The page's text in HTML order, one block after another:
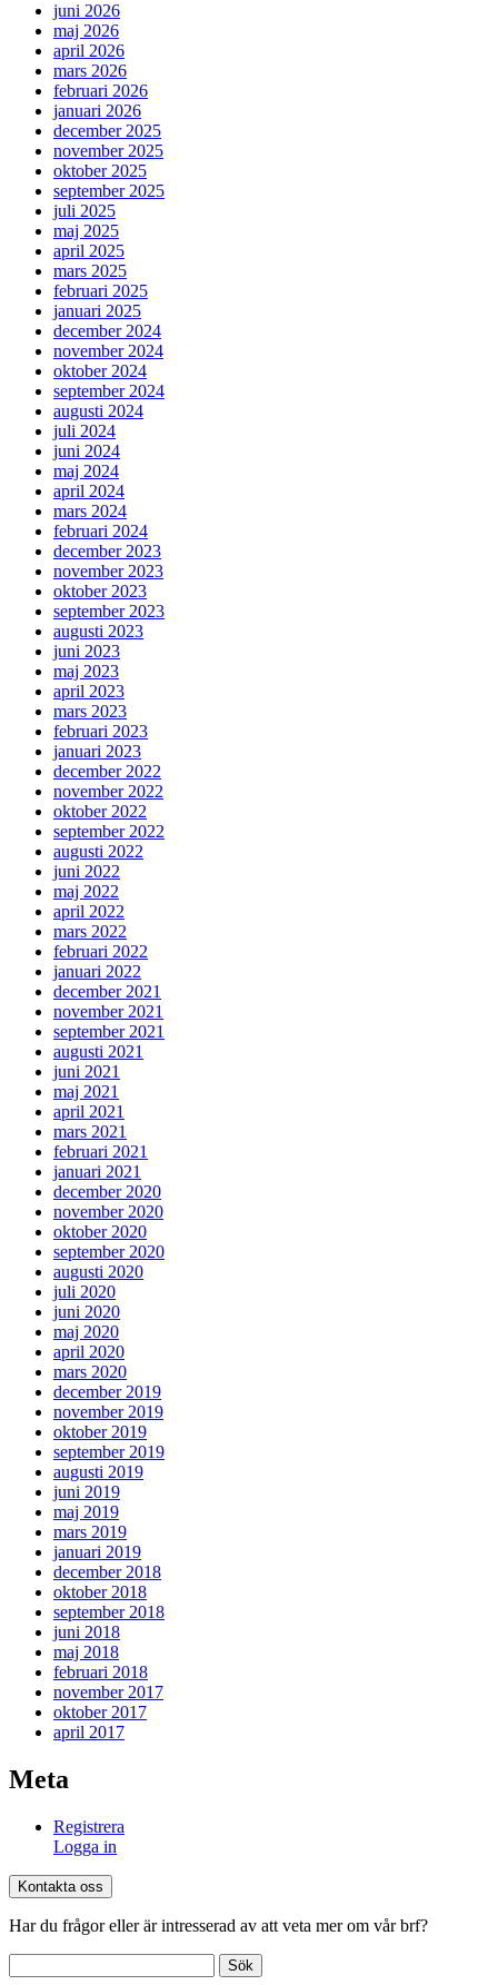
juni 2026
maj 2026
april 2026
mars 2026
februari 2026
januari 2026
december 2025
november 2025
oktober 2025
september 2025
juli 2025
maj 2025
april 2025
mars 2025
februari 2025
januari 2025
december 2024
november 2024
oktober 2024
september 2024
augusti 2024
juli 2024
juni 2024
maj 2024
april 2024
mars 2024
februari 2024
december 2023
november 2023
oktober 2023
september 2023
augusti 2023
juni 2023
maj 2023
april 2023
mars 2023
februari 2023
januari 2023
december 2022
november 2022
oktober 2022
september 2022
augusti 2022
juni 2022
maj 2022
april 2022
mars 2022
februari 2022
januari 2022
december 2021
november 2021
september 2021
augusti 2021
juni 2021
maj 2021
april 2021
mars 2021
februari 2021
januari 2021
december 2020
november 2020
oktober 2020
september 2020
augusti 2020
juli 2020
juni 2020
maj 2020
april 2020
mars 2020
december 2019
november 2019
oktober 2019
september 2019
augusti 2019
juni 2019
maj 2019
mars 2019
januari 2019
december 2018
oktober 2018
september 2018
juni 2018
maj 2018
februari 2018
november 2017
oktober 2017
april 2017
Meta
Registrera
Logga in
Kontakta oss
Har du frågor eller är intresserad av att veta mer om vår brf?